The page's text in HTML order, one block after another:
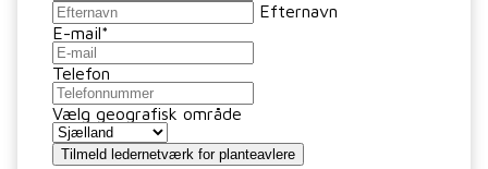
Efternavn
E-mail*
Telefon
Vælg geografisk område
Tilmeld ledernetværk for planteavlere